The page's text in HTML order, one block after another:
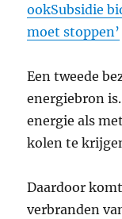
ookSubsidie
moet stoppen’
Een tweede
energiebron
energie als
kolen te
Daardoor
verbranden